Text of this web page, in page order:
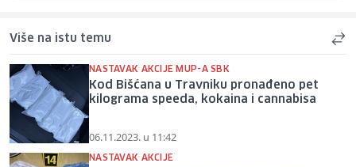
Više na istu temu
NASTAVAK AKCIJE MUP-A SBK
Kod Bišćana u Travniku pronađeno pet
kilograma speeda, kokaina i cannabisa
06.11.2023. u 11:42
NASTAVAK AKCIJE